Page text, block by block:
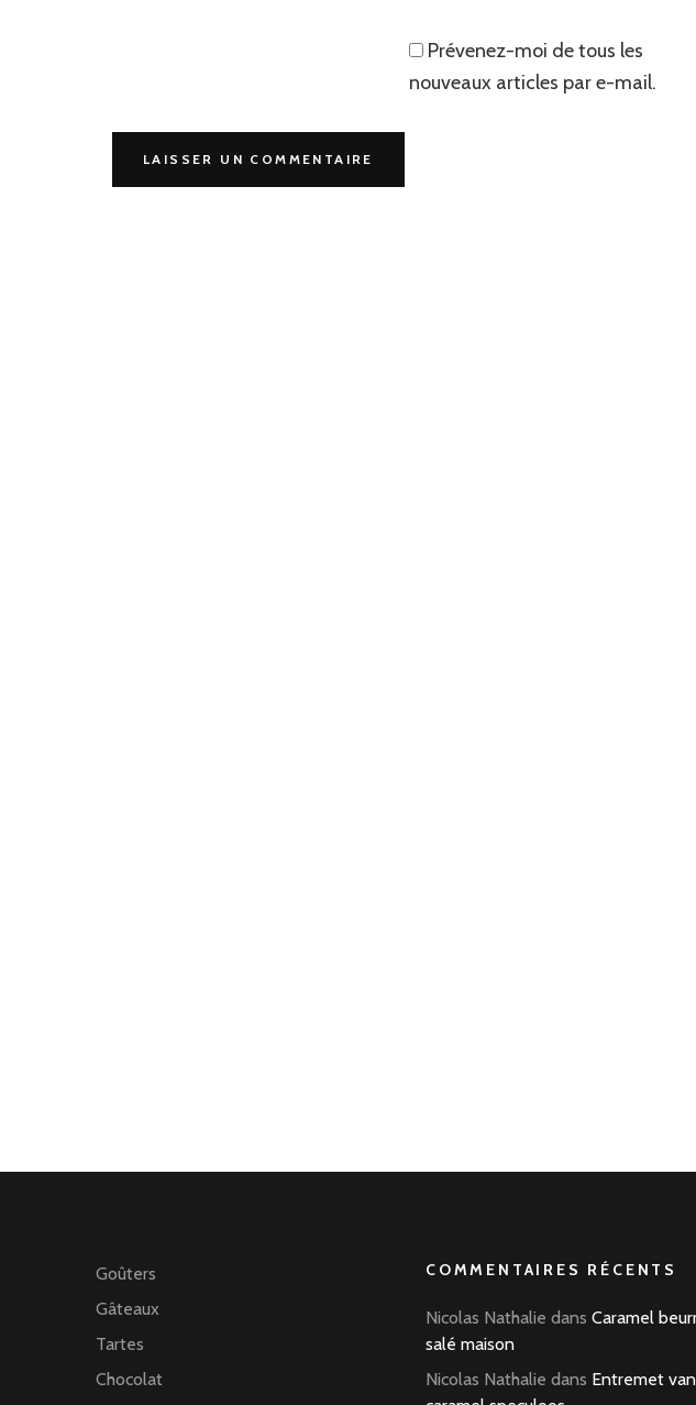
Prévenez-moi de tous les
nouveaux articles par e-mail.
Goûters
Gâteaux
Tartes
Chocolat
COMMENTAIRES RÉCENTS
Nicolas Nathalie dans Caramel
salé maison
Nicolas Nathalie dans Entremet